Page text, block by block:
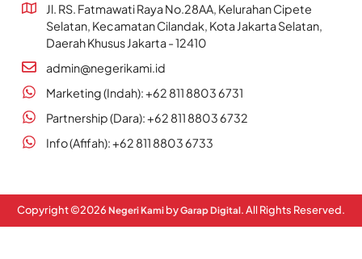
Jl. RS. Fatmawati Raya No.28AA, Kelurahan Cipete
Selatan, Kecamatan Cilandak, Kota Jakarta Selatan,
Daerah Khusus Jakarta - 12410
admin@negerikami.id
Marketing (Indah): +62 811 8803 6731
Partnership (Dara): +62 811 8803 6732
Info (Afifah): +62 811 8803 6733
Copyright ©2026 Negeri Kami byGarap Digital. All Rights Reserved.